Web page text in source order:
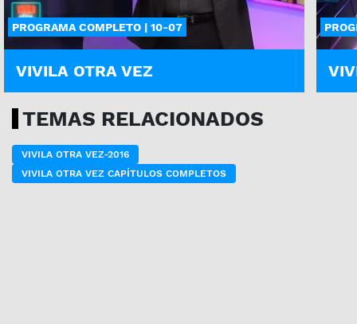
PROGRAMA COMPLETO | 10-07
VIVILA OTRA VEZ
TEMAS RELACIONADOS
VIVILA OTRA VEZ-2016
VIVILA OTRA VEZ CAPÍTULOS COMPLETOS